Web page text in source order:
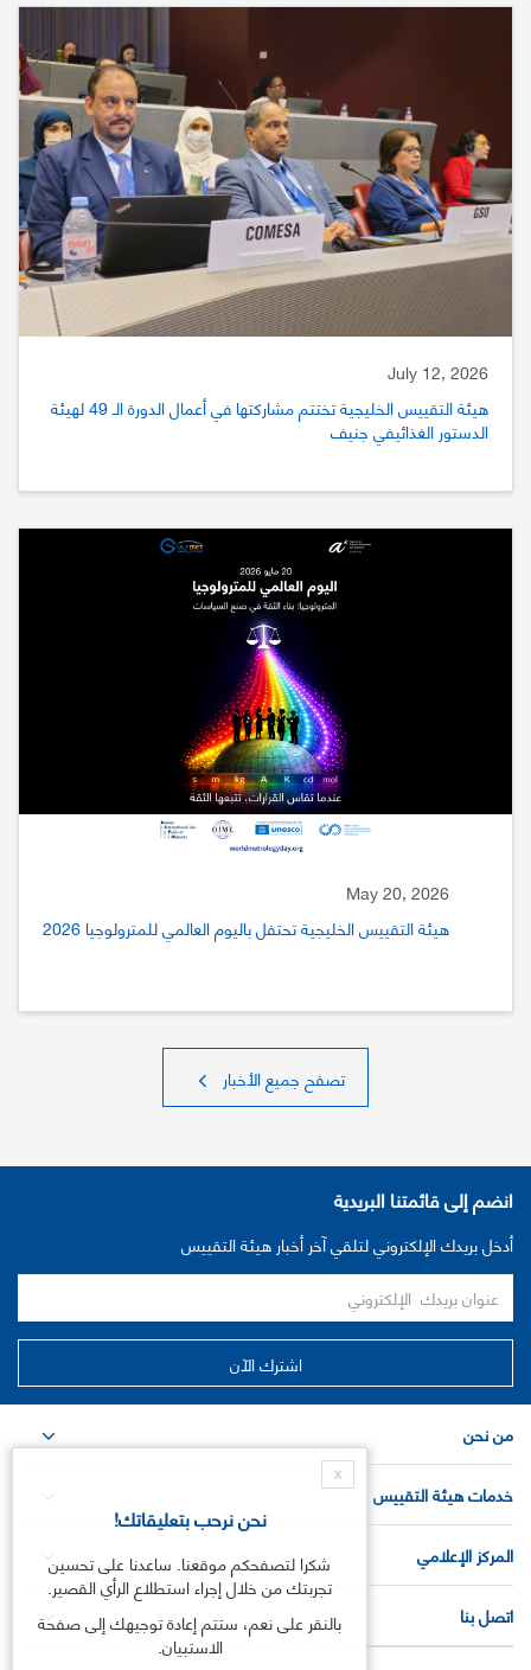
July 12, 2026
هيئة التقييس الخليجية تختتم مشاركتها في أعمال الدورة الـ 49 لهيئة
الدستور الغذائيفي جنيف
May 20, 2026
هيئة التقييس الخليجية تحتفل باليوم العالمي للمترولوجيا 2026
تصفح جميع الأخبار
انضم إلى قائمتنا البريدية
أدخل بريدك الإلكتروني لتلقي آخر أخبار هيئة التقييس
من نحن
خدمات هيئة التقييس
المركز الإعلامي
اتصل بنا
X
نحن نرحب بتعليقاتك!
شكرا لتصفحكم موقعنا. ساعدنا على تحسين
تجربتك من خلال إجراء استطلاع الرأي القصير.
بالنقر على نعم، ستتم إعادة توجيهك إلى صفحة
الاستبيان.